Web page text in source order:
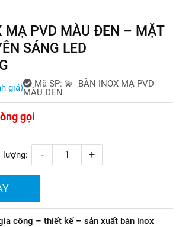
MẠ PVD MÀU ĐEN – MẶT
SÁNG LED
giá) Mã SP: 💫 BÀN INOX MẠ PVD
MÀU ĐEN
gọi
lượng: - +
công – thiết kế – sản xuất bàn inox